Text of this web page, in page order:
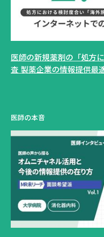
医師の新規薬剤の「処方
査 製薬企業の情報提供最
医師の本音